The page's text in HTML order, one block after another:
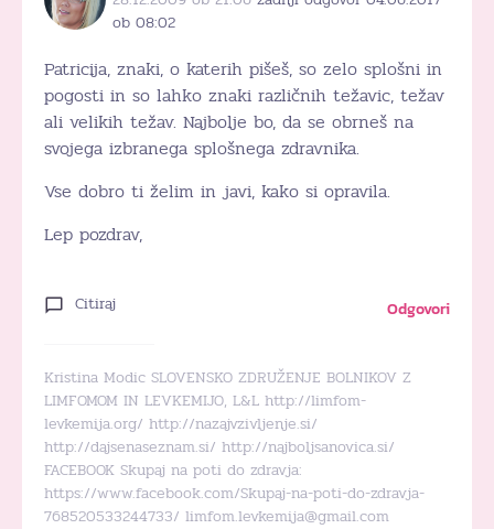
ob 08:02
Patricija, znaki, o katerih pišeš, so zelo splošni in
pogosti in so lahko znaki različnih težavic, težav
ali velikih težav. Najbolje bo, da se obrneš na
svojega izbranega splošnega zdravnika.
Vse dobro ti želim in javi, kako si opravila.
Lep pozdrav,
Citiraj Odgovori
Kristina Modic SLOVENSKO ZDRUŽENJE BOLNIKOV Z
LIMFOMOM IN LEVKEMIJO, L&L http://limfom-
levkemija.org/ http://nazajvzivljenje.si/
http://dajsenaseznam.si/ http://najboljsanovica.si/
FACEBOOK Skupaj na poti do zdravja:
https://www.facebook.com/Skupaj-na-poti-do-zdravja-
768520533244733/ limfom.levkemija@gmail.com